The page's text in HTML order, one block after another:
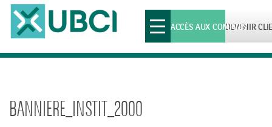
Toggle
navigationDEVENIR
ACCÈS AUX COMPTES
BANNIERE_INSTIT_2000